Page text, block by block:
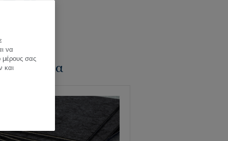
άρθρα
να
μέρους σας
και